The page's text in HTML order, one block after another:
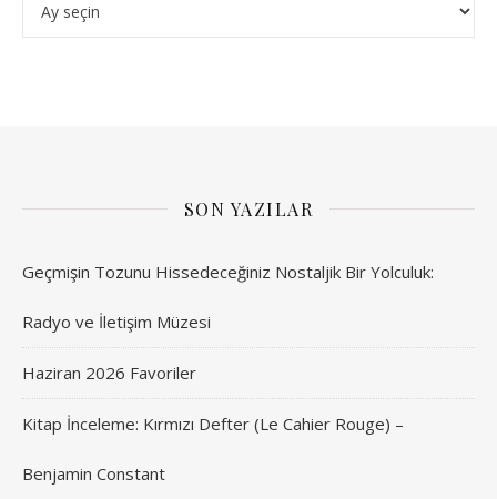
SON YAZILAR
Geçmişin Tozunu Hissedeceğiniz Nostaljik Bir Yolculuk:
Radyo ve İletişim Müzesi
Haziran 2026 Favoriler
Kitap İnceleme: Kırmızı Defter (Le Cahier Rouge) –
Benjamin Constant